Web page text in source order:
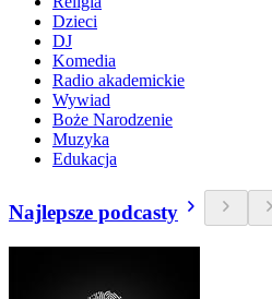
Dzieci
DJ
Komedia
Radio akademickie
Wywiad
Boże Narodzenie
Muzyka
Edukacja
Najlepsze podcasty